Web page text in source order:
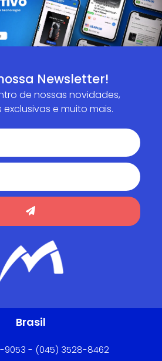
Newsletter!
de nossas novidades,
e muito mais.
Brasil
9053 - (045) 3528-8462